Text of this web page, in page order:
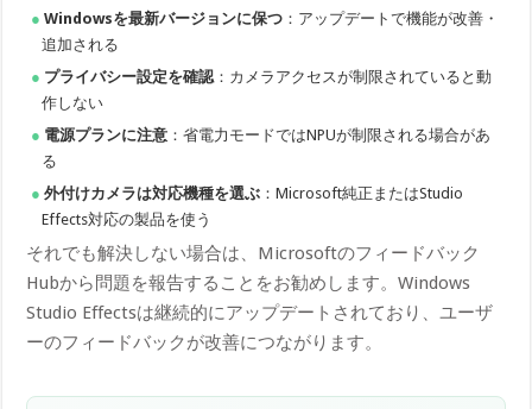
Windowsを最新バージョンに保つ ：アップデートで機能が改善・
追加される
プライバシー設定を確認 ：カメラアクセスが制限されていると動
作しない
電源プランに注意 ：省電力モードではNPUが制限される場合があ
る
外付けカメラは対応機種を選ぶ ：Microsoft純正またはStudio
Effects対応の製品を使う
それでも解決しない場合は、Microsoftのフィードバック
Hubから問題を報告することをお勧めします。Windows
Studio Effectsは継続的にアップデートされており、ユーザ
ーのフィードバックが改善につながります。